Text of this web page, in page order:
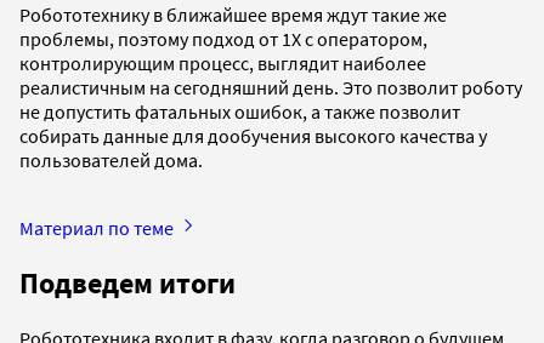
Робототехнику в ближайшее время ждут такие же
проблемы, поэтому подход от 1Х с оператором,
контролирующим процесс, выглядит наиболее
реалистичным на сегодняшний день. Это позволит роботу
не допустить фатальных ошибок, а также позволит
собирать данные для дообучения высокого качества у
пользователей дома.
Материал по теме
Подведем итоги
Робототехника входит в фазу, когда разговор о будущем